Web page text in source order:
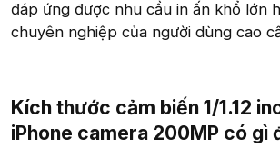
đáp ứng được nhu cầu in ấn khổ lớn
chuyên nghiệp của người dùng cao
Kích thước cảm biến 1/1.12
iPhone camera 200MP có gì